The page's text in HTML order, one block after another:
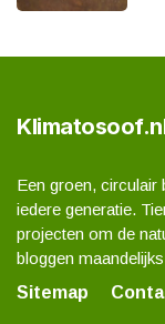
Een groen,
iedere generatie.
projecten om de
bloggen
Sitemap